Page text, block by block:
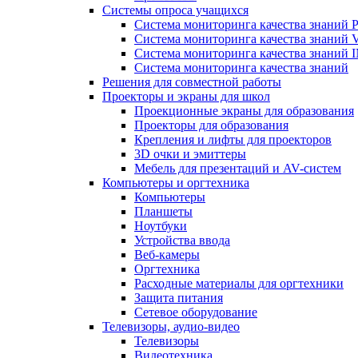
Системы опроса учащихся
Система мониторинга качества знаний
Система мониторинга качества знаний
Система мониторинга качества знаний
Система мониторинга качества знаний
Решения для совместной работы
Проекторы и экраны для школ
Проекционные экраны для образования
Проекторы для образования
Крепления и лифты для проекторов
3D очки и эмиттеры
Мебель для презентаций и AV-систем
Компьютеры и оргтехника
Компьютеры
Планшеты
Ноутбуки
Устройства ввода
Веб-камеры
Оргтехника
Расходные материалы для оргтехники
Защита питания
Сетевое оборудование
Телевизоры, аудио-видео
Телевизоры